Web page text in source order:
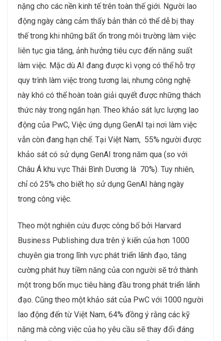
nặng cho các nền kinh tế trên toàn thế giới. Người lao
động ngày càng cảm thấy bản thân có thể dễ bị thay
thế trong khi những bất ổn trong môi trường làm việc
liên tục gia tăng, ảnh hưởng tiêu cực đến năng suất
làm việc. Mặc dù AI đang được kì vọng có thể hỗ trợ
quy trình làm việc trong tương lai, nhưng công nghệ
này khó có thể hoàn toàn giải quyết được những thách
thức này trong ngắn hạn. Theo khảo sát lực lượng lao
động của PwC, Việc ứng dụng GenAI tại nơi làm việc
vẫn còn đang hạn chế. Tại Việt Nam, 55% người được
khảo sát có sử dụng GenAI trong năm qua (so với
Châu Á khu vực Thái Bình Dương là 70%). Tuy nhiên,
chỉ có 25% cho biết họ sử dụng GenAI hàng ngày
trong công việc.
Theo một nghiên cứu được công bố bởi Harvard
Business Publishing dưa trên ý kiến của hơn 1000
chuyên gia trong lĩnh vực phát triển lãnh đạo, tăng
cường phát huy tiềm năng của con người sẽ trở thành
một trong bốn mục tiêu hàng đầu trong phát triển lãnh
đạo. Cũng theo một khảo sát của PwC với 1000 người
lao động đến từ Việt Nam, 64% đồng ý rằng các kỹ
năng mà công việc của họ yêu cầu sẽ thay đổi đáng